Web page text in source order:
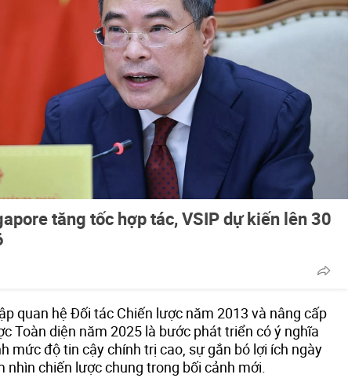
tăng tốc hợp tác, VSIP dự kiến lên 30
quan hệ Đối tác Chiến lược năm 2013 và nâng cấp
Toàn diện năm 2025 là bước phát triển có ý nghĩa
mức độ tin cậy chính trị cao, sự gắn bó lợi ích ngày
nhìn chiến lược chung trong bối cảnh mới.